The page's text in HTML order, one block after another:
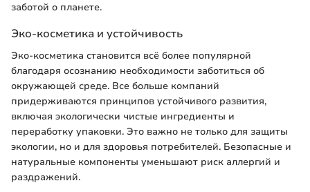
заботой о планете.
Эко-косметика и устойчивость
Эко-косметика становится всё более популярной
благодаря осознанию необходимости заботиться об
окружающей среде. Все больше компаний
придерживаются принципов устойчивого развития,
включая экологически чистые ингредиенты и
переработку упаковки. Это важно не только для защиты
экологии, но и для здоровья потребителей. Безопасные и
натуральные компоненты уменьшают риск аллергий и
раздражений.